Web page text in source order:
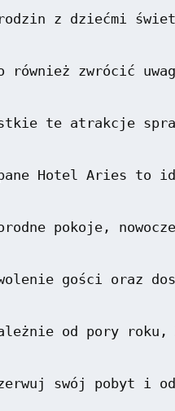
z dziećmi
również zwrócić
te atrakcje
Hotel Aries to
pokoje,
gości oraz
od pory roku,
swój pobyt i